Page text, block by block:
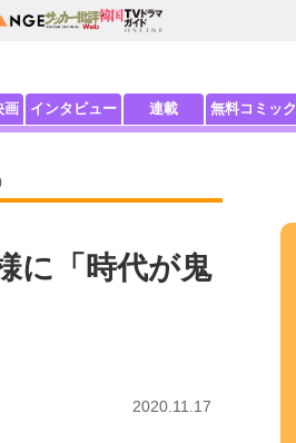
画 インタビュー 連載 無料コミック
に「時代が鬼
2020.11.17